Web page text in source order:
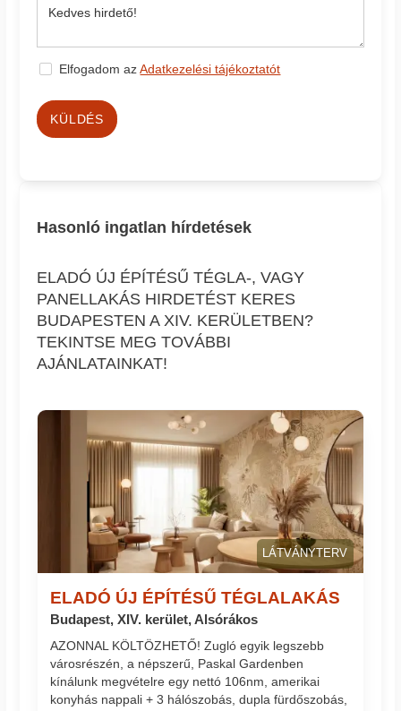
Elfogadom azAdatkezelési tájékoztatót
KÜLDÉS
Hasonló ingatlan hírdetések
ELADÓ ÚJ ÉPÍTÉSŰ TÉGLA-, VAGY
PANELLAKÁS HIRDETÉST KERES
BUDAPESTEN A XIV. KERÜLETBEN?
TEKINTSE MEG TOVÁBBI
AJÁNLATAINKAT!
LÁTVÁNYTERV
ELADÓ ÚJ ÉPÍTÉSŰ TÉGLALAKÁS
Budapest, XIV. kerület, Alsórákos
AZONNAL KÖLTÖZHETŐ! Zugló egyik legszebb
városrészén, a népszerű, Paskal Gardenben
kínálunk megvételre egy nettó 106nm, amerikai
konyhás nappali + 3 hálószobás, dupla fürdőszobás,